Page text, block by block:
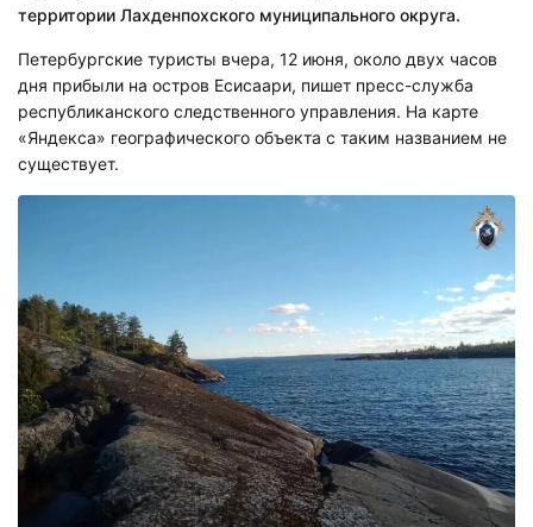
территории Лахденпохского муниципального округа.
Петербургские туристы вчера, 12 июня, около двух часов
дня прибыли на остров Есисаари, пишет пресс-служба
республиканского следственного управления. На карте
«Яндекса» географического объекта с таким названием не
существует.